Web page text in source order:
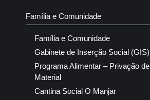
Família e Comunidade
Família e Comunidade
Gabinete de Inserção Social (GIS)
Programa Alimentar – Privação de
Material
Cantina Social O Manjar